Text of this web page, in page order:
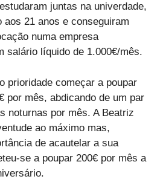
juntas na univerdade,
21 anos e conseguiram
numa empresa
salário líquido de 1.000€/mês.
prioridade começar a poupar
por mês, abdicando de um par
noturnas por mês. A Beatriz
ao máximo mas,
de acautelar a sua
se a poupar 200€ por mês a